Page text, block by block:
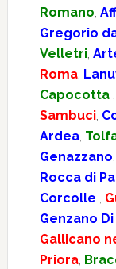
Romano,
Gregorio
Velletri,
Roma,
Capocotta ,
Sambuci,
Ardea,
Genazzano,
Rocca di
Corcolle ,
Genzano
Gallicano
Priora,